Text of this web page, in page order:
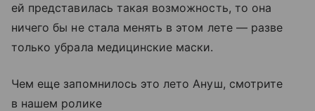
ей представилась такая возможность, то она
ничего бы не стала менять в этом лете — разве
только убрала медицинские маски.
Чем еще запомнилось это лето Ануш, смотрите
в нашем ролике